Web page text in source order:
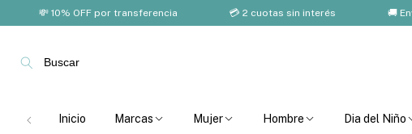
💸 10% OFF por transferencia 💳 2 cuotas sin interés 🚚 Envío
Buscar
Inicio Marcas Mujer Hombre Dia del Niño